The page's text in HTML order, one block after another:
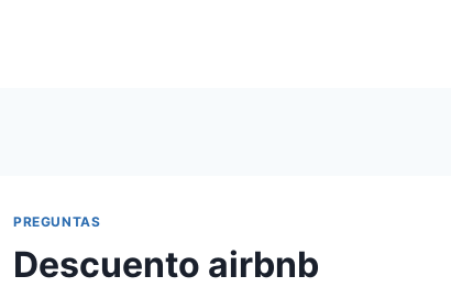
PREGUNTAS
Descuento airbnb